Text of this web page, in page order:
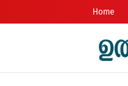
Home